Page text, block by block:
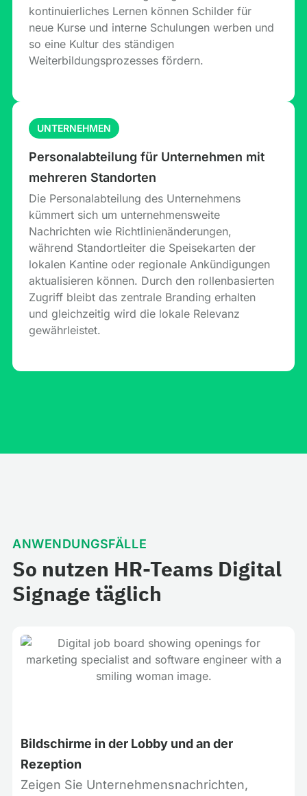
kontinuierliches Lernen können Schilder für
neue Kurse und interne Schulungen werben und
so eine Kultur des ständigen
Weiterbildungsprozesses fördern.
UNTERNEHMEN
Personalabteilung für Unternehmen mit
mehreren Standorten
Die Personalabteilung des Unternehmens
kümmert sich um unternehmensweite
Nachrichten wie Richtlinienänderungen,
während Standortleiter die Speisekarten der
lokalen Kantine oder regionale Ankündigungen
aktualisieren können. Durch den rollenbasierten
Zugriff bleibt das zentrale Branding erhalten
und gleichzeitig wird die lokale Relevanz
gewährleistet.
ANWENDUNGSFÄLLE
So nutzen HR-Teams Digital
Signage täglich
Bildschirme in der Lobby und an der
Rezeption
Zeigen Sie Unternehmensnachrichten,